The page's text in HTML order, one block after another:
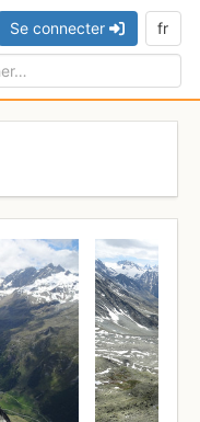
Se connecter fr